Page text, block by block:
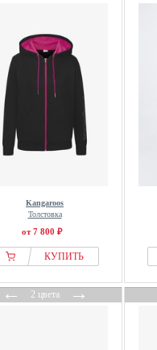
Kangaroos
Толстовка
от 7 800 ₽
КУПИТЬ
←2 цвета→